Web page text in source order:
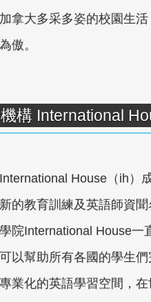
拿大多采多姿的校園生
傲。
構 International
House（ih）
的教育訓練及英語師資
院International House一
以幫助所有各國的學生
業化的英語學習空間，